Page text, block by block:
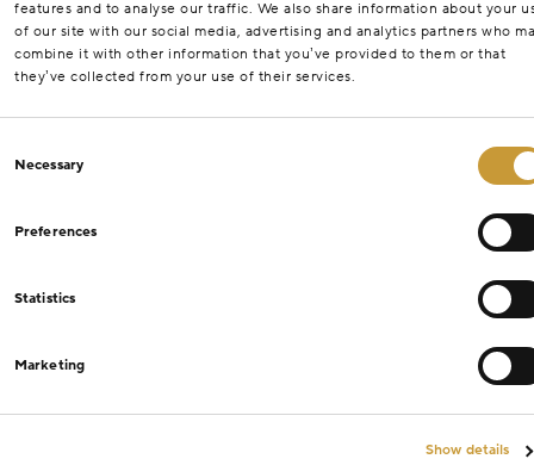
features and to analyse our traffic. We also share information about your
of our site with our social media, advertising and analytics partners who
combine it with other information that you’ve provided to them or that
they’ve collected from your use of their services.
Selection
Necessary
Preferences
Statistics
Marketing
Show details